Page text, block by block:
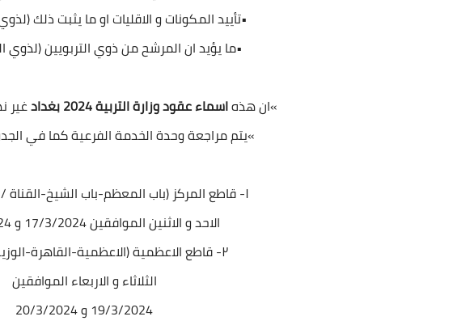
•تأييد المكونات و الاقليات او ما يثبت ذلك
•ما يؤيد ان المرشح من ذوي التربويين (لذوي
»ان هذهاسماء عقود وزارة التربية 2024 بغداد
غير
»يتم مراجعة وحدة الخدمة الفرعية كما في
١- قاطع المركز (باب المعظم-باب الشيخ-القناة / شارع فلسطين)
الاحد و الاثنين الموافقين 17/3/2024 و 18/3/2024
٢- قاطع الاعظمية (الاعظمية-القاهرة-الوزيرية-الصليخ)
الثلاثاء و الاربعاء الموافقين
19/3/2024 و 20/3/2024